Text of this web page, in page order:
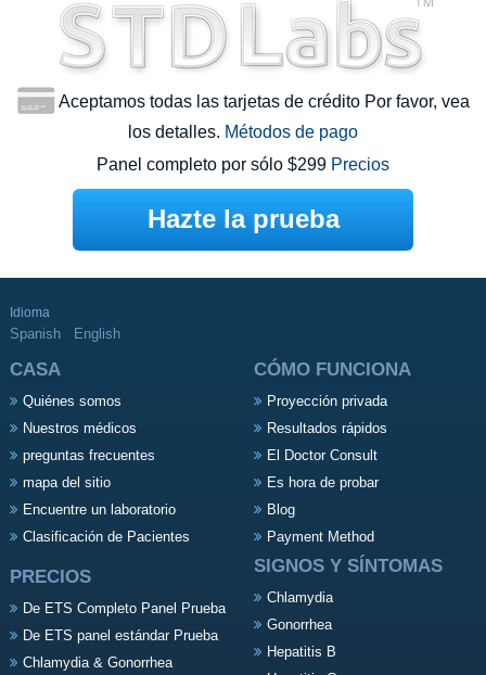
Aceptamos todas las tarjetas de crédito Por favor, vea
los detalles. Métodos de pago
Panel completo por sólo $299 Precios
Hazte la prueba
Idioma
Spanish English
CASA
Quiénes somos
Nuestros médicos
preguntas frecuentes
mapa del sitio
Encuentre un laboratorio
Clasificación de Pacientes
CÓMO FUNCIONA
Proyección privada
Resultados rápidos
El Doctor Consult
Es hora de probar
Blog
Payment Method
PRECIOS
De ETS Completo Panel Prueba
De ETS panel estándar Prueba
Chlamydia & Gonorrhea
SIGNOS Y SÍNTOMAS
Chlamydia
Gonorrhea
Hepatitis B